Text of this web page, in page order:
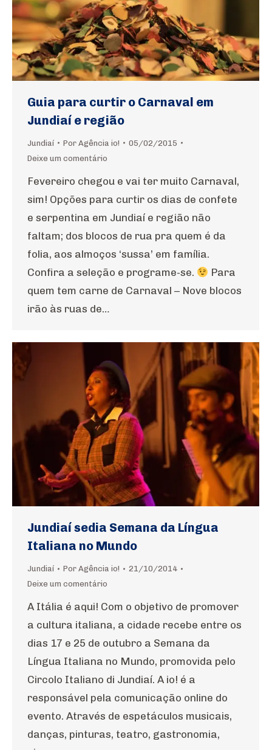
Guia para curtir o Carnaval em
Jundiaí e região
Jundiaí Por Agência io!
05/02/2015
Deixe um comentário
Fevereiro chegou e vai ter muito Carnaval,
sim! Opções para curtir os dias de confete
e serpentina em Jundiaí e região não
faltam; dos blocos de rua pra quem é da
folia, aos almoços ‘sussa’ em família.
Confira a seleção e programe-se.
Para
quem tem carne de Carnaval – Nove blocos
irão às ruas de…
Jundiaí sedia Semana da Língua
Italiana no Mundo
Jundiaí Por Agência io!
21/10/2014
Deixe um comentário
A Itália é aqui! Com o objetivo de promover
a cultura italiana, a cidade recebe entre os
dias 17 e 25 de outubro a Semana da
Língua Italiana no Mundo, promovida pelo
Circolo Italiano di Jundiaí. A io! é a
responsável pela comunicação online do
evento. Através de espetáculos musicais,
danças, pinturas, teatro, gastronomia,